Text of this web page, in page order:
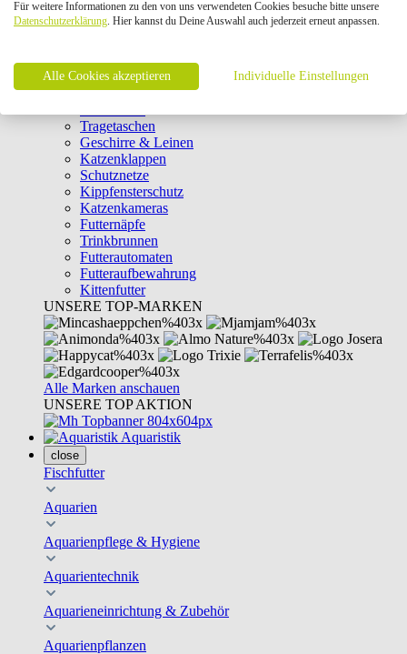
Intelligenzspielzeug
Laserpointer & Elektrospielzeug
Clicker & Target Sticks für Katzen
Weiteres Katzenspielzeug
Transportboxen
Tragetaschen
Geschirre & Leinen
Katzenklappen
Schutznetze
Kippfensterschutz
Katzenkameras
Futternäpfe
Trinkbrunnen
Futterautomaten
Futteraufbewahrung
Kittenfutter
UNSERE TOP-MARKEN
Alle Marken anschauen
UNSERE TOP AKTION
Aquaristik
close
Fischfutter
Aquarien
Aquarienpflege & Hygiene
Aquarientechnik
Aquarieneinrichtung & Zubehör
Aquarienpflanzen
Für weitere Informationen zu den von uns verwendeten Cookies besuche bitte unsere
Datenschutzerklärung. Hier kannst du Deine Auswahl auch jederzeit erneut anpassen.
Alle Cookies akzeptieren Individuelle Einstellungen